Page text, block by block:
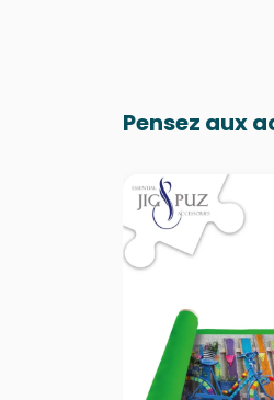
Pensez aux